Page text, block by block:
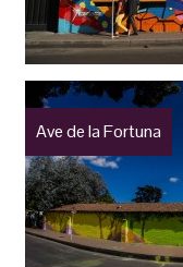
Ave de la Fortuna